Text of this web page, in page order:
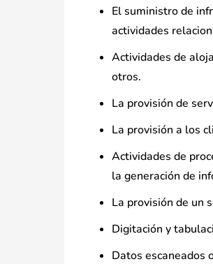
El suministro de
actividades
Actividades de
otros.
La provisión de
La provisión a los
Actividades de
la generación de
La provisión de un
Digitación y
Datos escaneados